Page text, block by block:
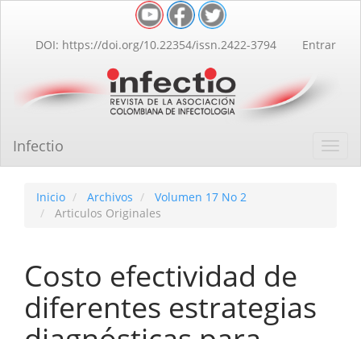
Contenido
principal
lateral
DOI: https://doi.org/10.22354/issn.2422-3794 Entrar
Infectio
Inicio Archivos
Volumen 17 No 2
Articulos Originales
Costo efectividad de
diferentes estrategias